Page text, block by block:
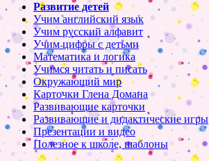
Развитие детей
Учим английский язык
Учим русский алфавит
Учим цифры с детьми
Математика и логика
Учимся читать и писать
Окружающий мир
Карточки Глена Домана
Развивающие карточки
Развивающие и дидактические игры
Презентации и видео
Полезное к школе, шаблоны